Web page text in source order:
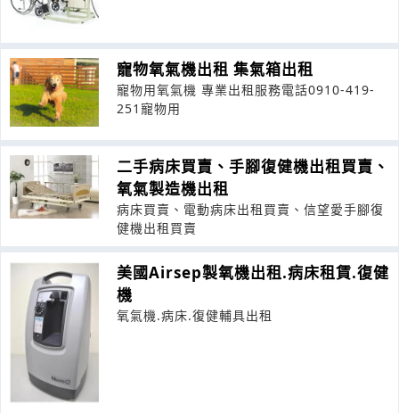
寵物氧氣機出租 集氣箱出租
寵物用氧氣機 專業出租服務電話0910-419-
251寵物用
二手病床買賣、手腳復健機出租買賣、
氧氣製造機出租
病床買賣、電動病床出租買賣、信望愛手腳復
健機出租買賣
美國Airsep製氧機出租.病床租賃.復健
機
氧氣機.病床.復健輔具出租